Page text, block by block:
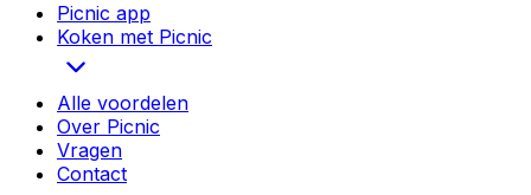
Picnic app
Koken met Picnic
Alle voordelen
Over Picnic
Vragen
Contact